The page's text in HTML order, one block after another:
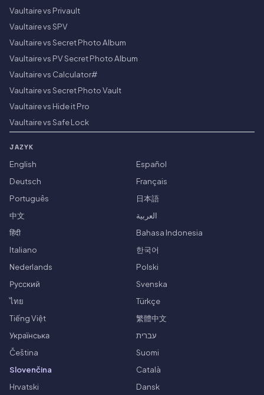
Vaultaire vs Privault
Vaultaire vs SPV
Vaultaire vs Secret Photo Album
Vaultaire vs PV Secret Photo Album
Vaultaire vs Calculator#
Vaultaire vs Secret Photo Vault
Vaultaire vs Hide it Pro
Vaultaire vs Safe Lock
JAZYK
English
Español
Deutsch
Français
Português
日本語
中文
العربية
हिंदी
Bahasa Indonesia
Italiano
한국어
Nederlands
Polski
Русский
Svenska
ไทย
Türkçe
Tiếng Việt
繁體中文
Українська
עברית
Čeština
Suomi
Slovenčina
Català
Hrvatski
Dansk